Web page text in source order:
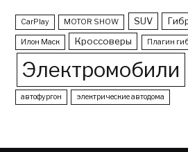
CarPlay MOTOR SHOW SUV
Илон Маск Кроссоверы Плагин
Электромобили
автофургон электрические автодома